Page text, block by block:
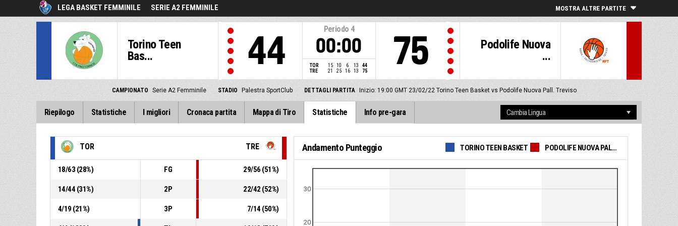
LEGA BASKET FEMMINILE SERIE A2 FEMMINILE MOSTRA ALTRE PARTITE
Torino Teen
Bas...
44
Periodo 4
00:00
TOR 15 10 6 13
44
TRE
21 25 16 13 75
Podolife Nuova
...
75
CAMPIONATO Serie A2 Femminile STADIO Palestra SportClub DETTAGLI PARTITA Inizio: 19:00 GMT 23/02/22 Torino Teen Basket vs Podolife Nuova Pall. Treviso
Riepilogo Statistiche I migliori Cronaca partita Mappa di Tiro Statistiche Info pre-gara
TOR TRE
18/63 (28%) FG 29/56 (51%)
14/44 (31%) 2P 22/42 (52%)
4/19 (21%) 3P 7/14 (50%)
Andamento Punteggio TORINO TEEN BASKET PODOLIFE NUOVA PALL. TREVISO
20
30